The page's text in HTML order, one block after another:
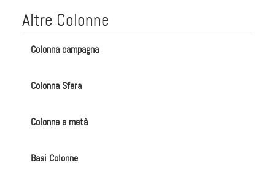
Altre Colonne
Colonna campagna
Colonna Sfera
Colonne a metà
Basi Colonne